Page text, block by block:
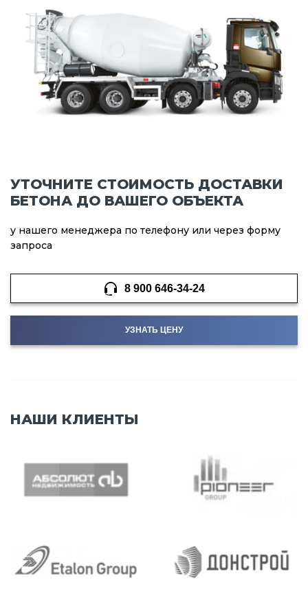
УТОЧНИТЕ СТОИМОСТЬ ДОСТАВКИ
БЕТОНА ДО ВАШЕГО ОБЪЕКТА
у нашего менеджера по телефону или через форму
запроса
8 900 646-34-24
УЗНАТЬ ЦЕНУ
НАШИ КЛИЕНТЫ